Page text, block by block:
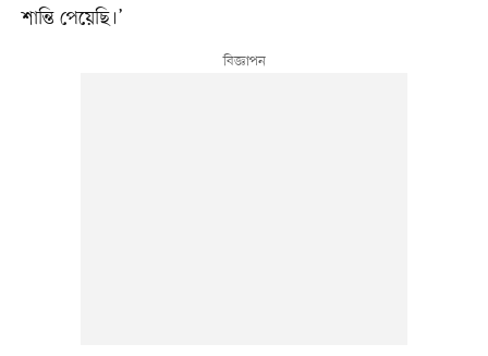
শান্তি পেয়েছি।’